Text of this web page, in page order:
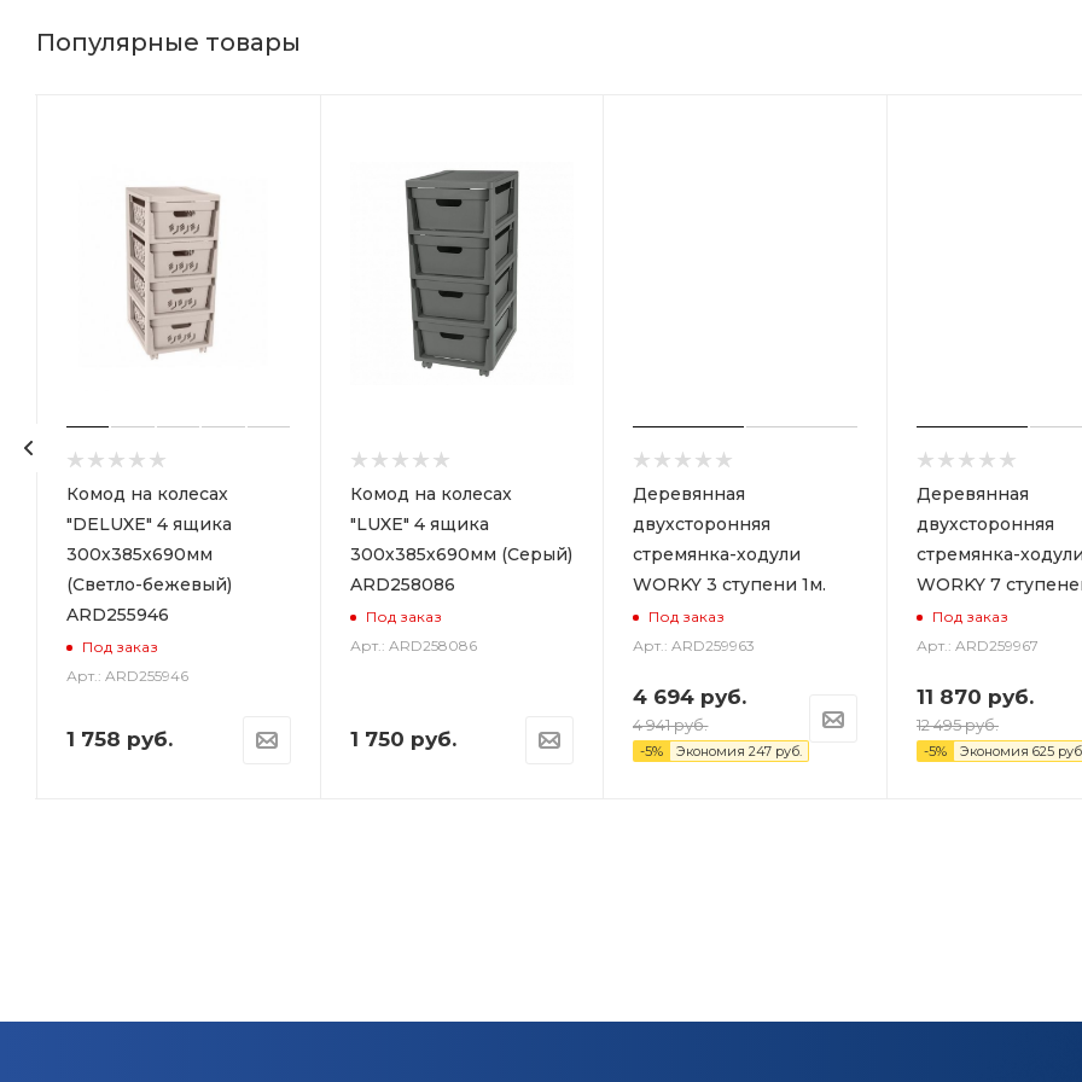
Популярные товары
Комод на колесах
"DELUXE" 4 ящика
300х385х690мм
(Светло-бежевый)
ARD255946
Под заказ
Арт.: ARD255946
1 758 руб.
Комод на колесах
"LUXE" 4 ящика
300х385х690мм (Серый)
ARD258086
Под заказ
Арт.: ARD258086
1 750 руб.
Деревянная
двухсторонняя
стремянка-ходули
WORKY 3 ступени 1м.
Под заказ
Арт.: ARD259963
4 694 руб.
4 941руб.
-5% Экономия 247 руб.
Деревянная
двухсторонняя
стремянка-ходули
WORKY 7
Под заказ
Арт.: ARD259967
11 870 руб.
12 495руб.
-5% Экономия 625